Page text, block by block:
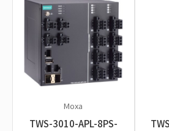
Moxa
TWS-3010-APL-8PS-